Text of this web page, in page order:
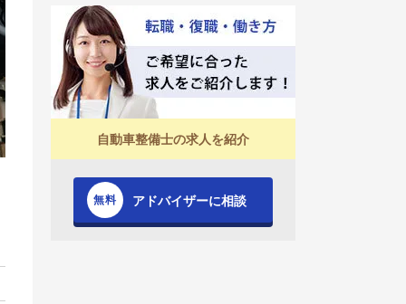
自動車整備士の求人を紹介
アドバイザーに相談